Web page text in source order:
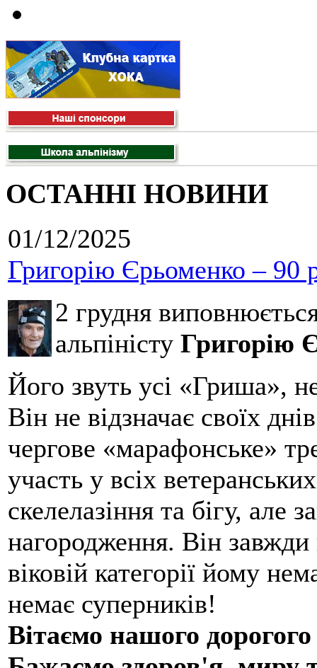
ОСТАННІ НОВИНИ
01/12/2025
Григорію Єрьоменко – 90
2 грудня
альпіністу Григорію
Його звуть усі «Гриша»,
Він не відзначає своїх
чергове «марафонське»
участь у всіх
скелелазіння та бігу, але
нагородження. Він
віковій категорії йому
немає суперників!
Вітаємо нашого